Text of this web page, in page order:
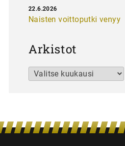
Naisten voittoputki venyy
22.6.2026
Arkistot
Arkistot